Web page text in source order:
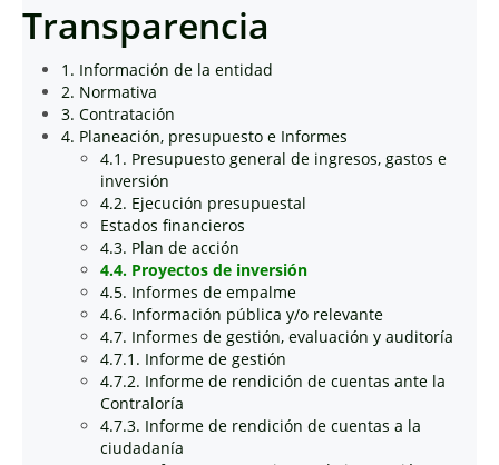
Transparencia
1. Información de la entidad
2. Normativa
3. Contratación
4. Planeación, presupuesto e Informes
4.1. Presupuesto general de ingresos, gastos e
inversión
4.2. Ejecución presupuestal
Estados financieros
4.3. Plan de acción
4.4. Proyectos de inversión
4.5. Informes de empalme
4.6. Información pública y/o relevante
4.7. Informes de gestión, evaluación y auditoría
4.7.1. Informe de gestión
4.7.2. Informe de rendición de cuentas ante la
Contraloría
4.7.3. Informe de rendición de cuentas a la
ciudadanía